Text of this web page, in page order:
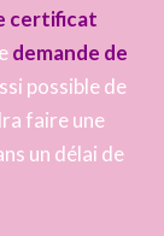
certificat
demande de
possible de
faire une
un délai de